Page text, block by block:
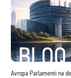
GƏRGİNLİYƏ
Statistika iqtisadi münasibətlərin
BLOQ
Avropa Parlamenti nə